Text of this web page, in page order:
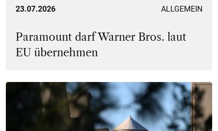
23.07.2026 ALLGEMEIN
Paramount darf Warner Bros. laut
EU übernehmen